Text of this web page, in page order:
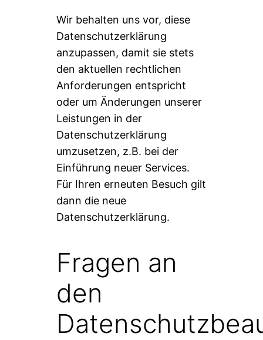
Wir behalten uns vor, diese
Datenschutzerklärung
anzupassen, damit sie stets
den aktuellen rechtlichen
Anforderungen entspricht
oder um Änderungen unserer
Leistungen in der
Datenschutzerklärung
umzusetzen, z.B. bei der
Einführung neuer Services.
Für Ihren erneuten Besuch gilt
dann die neue
Datenschutzerklärung.
Fragen an
den